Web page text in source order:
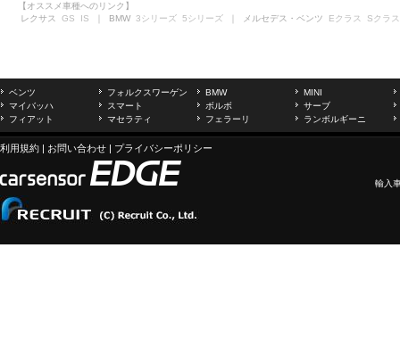
【オススメ車種へのリンク】
レクサス GS IS ｜ BMW 3シリーズ 5シリーズ ｜ メルセデス・ベンツ Eクラス Sクラス
ベンツ フォルクスワーゲン BMW
MINI
マイバッハ
スマート ボルボ
サーブ
フィアット
マセラティ フェラーリ ランボルギーニ
利用規約 | お問い合わせ | プライバシーポリシー
輸入